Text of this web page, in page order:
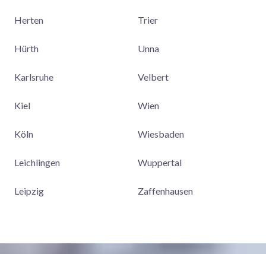
Herten
Hürth
Karlsruhe
Kiel
Köln
Leichlingen
Leipzig
Trier
Unna
Velbert
Wien
Wiesbaden
Wuppertal
Zaffenhausen